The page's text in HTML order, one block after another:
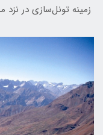
زمينه تونل‌سازی در